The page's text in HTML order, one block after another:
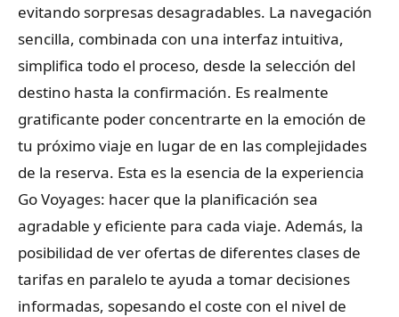
evitando sorpresas desagradables. La navegación
sencilla, combinada con una interfaz intuitiva,
simplifica todo el proceso, desde la selección del
destino hasta la confirmación. Es realmente
gratificante poder concentrarte en la emoción de
tu próximo viaje en lugar de en las complejidades
de la reserva. Esta es la esencia de la experiencia
Go Voyages: hacer que la planificación sea
agradable y eficiente para cada viaje. Además, la
posibilidad de ver ofertas de diferentes clases de
tarifas en paralelo te ayuda a tomar decisiones
informadas, sopesando el coste con el nivel de